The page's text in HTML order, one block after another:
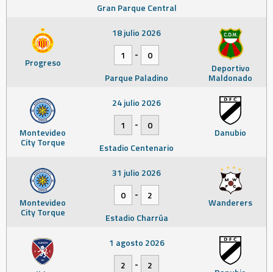
Gran Parque Central
Progreso Deportivo
Maldonado
18 julio 2026
1
-
0
Parque Paladino
Montevideo
City Torque
Danubio
24 julio 2026
1
-
0
Estadio Centenario
Montevideo
City Torque
Wanderers
31 julio 2026
0
-
2
Estadio Charrúa
1 agosto 2026
2
- 2